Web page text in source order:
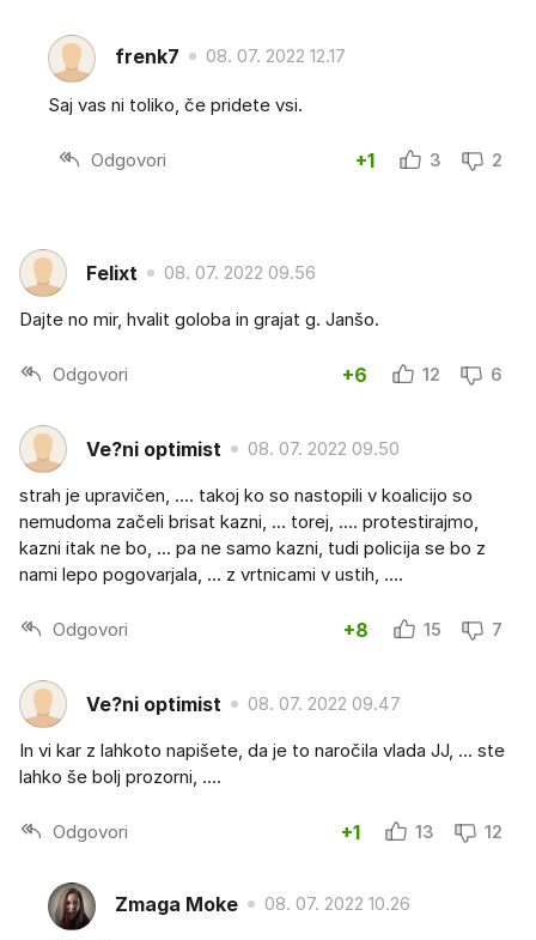
frenk7 08. 07. 2022 12.17
Saj vas ni toliko, če pridete vsi.
Odgovori +1 3 2
Felixt 08. 07. 2022 09.56
Dajte no mir, hvalit goloba in grajat g. Janšo.
Odgovori +6 12 6
Ve?ni optimist 08. 07. 2022 09.50
strah je upravičen, .... takoj ko so nastopili v koalicijo so
nemudoma začeli brisat kazni, ... torej, .... protestirajmo,
kazni itak ne bo, ... pa ne samo kazni, tudi policija se bo z
nami lepo pogovarjala, ... z vrtnicami v ustih, ....
Odgovori +8 15 7
Ve?ni optimist 08. 07. 2022 09.47
In vi kar z lahkoto napišete, da je to naročila vlada JJ, ... ste
lahko še bolj prozorni, ....
Odgovori +1 13 12
Zmaga Moke 08. 07. 2022 10.26